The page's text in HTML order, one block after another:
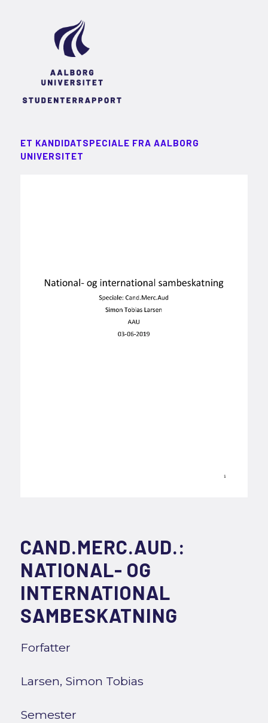
ET KANDIDATSPECIALE FRA AALBORG
UNIVERSITET
CAND.MERC.AUD.:
NATIONAL- OG
INTERNATIONAL
SAMBESKATNING
Forfatter
Larsen, Simon Tobias
Semester